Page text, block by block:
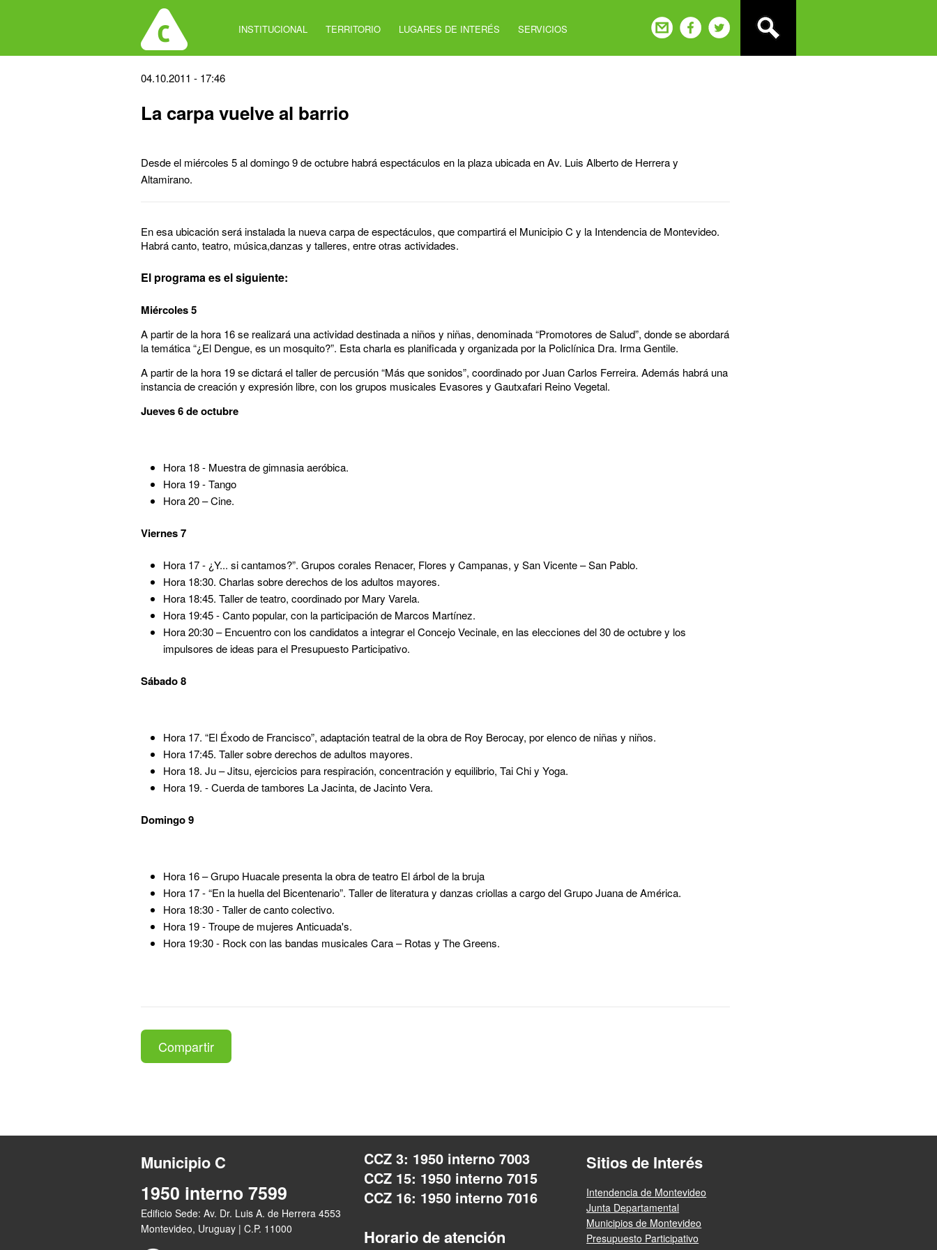
INSTITUCIONAL TERRITORIO LUGARES DE INTERÉS SERVICIOS
Back
top
04.10.2011 - 17:46
La carpa vuelve al barrio
Desde el miércoles 5 al domingo 9 de octubre habrá espectáculos en la plaza ubicada en Av. Luis Alberto de Herrera y
Altamirano.
En esa ubicación será instalada la nueva carpa de espectáculos, que compartirá el Municipio C y la Intendencia de Montevideo.
Habrá canto, teatro, música,danzas y talleres, entre otras actividades.
El programa es el siguiente:
Miércoles 5
A partir de la hora 16 se realizará una actividad destinada a niños y niñas, denominada “Promotores de Salud”, donde se abordará
la temática “¿El Dengue, es un mosquito?”. Esta charla es planificada y organizada por la Policlínica Dra. Irma Gentile.
A partir de la hora 19 se dictará el taller de percusión “Más que sonidos”, coordinado por Juan Carlos Ferreira. Además habrá una
instancia de creación y expresión libre, con los grupos musicales Evasores y Gautxafari Reino Vegetal.
Jueves 6 de octubre
Hora 18 - Muestra de gimnasia aeróbica.
Hora 19 - Tango
Hora 20 – Cine.
Viernes 7
Hora 17 - ¿Y... si cantamos?”. Grupos corales Renacer, Flores y Campanas, y San Vicente – San Pablo.
Hora 18:30. Charlas sobre derechos de los adultos mayores.
Hora 18:45. Taller de teatro, coordinado por Mary Varela.
Hora 19:45 - Canto popular, con la participación de Marcos Martínez.
Hora 20:30 – Encuentro con los candidatos a integrar el Concejo Vecinale, en las elecciones del 30 de octubre y los
impulsores de ideas para el Presupuesto Participativo.
Sábado 8
Hora 17. “El Éxodo de Francisco”, adaptación teatral de la obra de Roy Berocay, por elenco de niñas y niños.
Hora 17:45. Taller sobre derechos de adultos mayores.
Hora 18. Ju – Jitsu, ejercicios para respiración, concentración y equilibrio, Tai Chi y Yoga.
Hora 19. - Cuerda de tambores La Jacinta, de Jacinto Vera.
Domingo 9
Hora 16 – Grupo Huacale presenta la obra de teatro El árbol de la bruja
Hora 17 - “En la huella del Bicentenario”. Taller de literatura y danzas criollas a cargo del Grupo Juana de América.
Hora 18:30 - Taller de canto colectivo.
Hora 19 - Troupe de mujeres Anticuada's.
Hora 19:30 - Rock con las bandas musicales Cara – Rotas y The Greens.
Compartir
Municipio C
1950 interno 7599
Edificio Sede: Av. Dr. Luis A. de Herrera 4553
Montevideo, Uruguay | C.P. 11000
CCZ 3: 1950 interno 7003
CCZ 15: 1950 interno 7015
CCZ 16: 1950 interno 7016
Horario de atención
Sitios de Interés
Intendencia de Montevideo
Junta Departamental
Municipios de Montevideo
Presupuesto Participativo